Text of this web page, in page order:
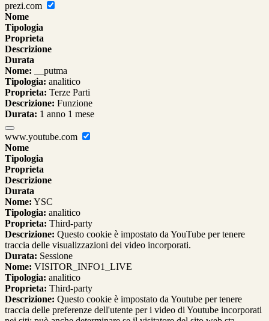
prezi.com
Nome
Tipologia
Proprieta
Descrizione
Durata
Nome: __putma
Tipologia: analitico
Proprieta: Terze Parti
Descrizione: Funzione
Durata: 1 anno 1 mese
www.youtube.com
Nome
Tipologia
Proprieta
Descrizione
Durata
Nome: YSC
Tipologia: analitico
Proprieta: Third-party
Descrizione: Questo cookie è impostato da YouTube per tenere
traccia delle visualizzazioni dei video incorporati.
Durata: Sessione
Nome: VISITOR_INFO1_LIVE
Tipologia: analitico
Proprieta: Third-party
Descrizione: Questo cookie è impostato da Youtube per tenere
traccia delle preferenze dell'utente per i video di Youtube incorporati